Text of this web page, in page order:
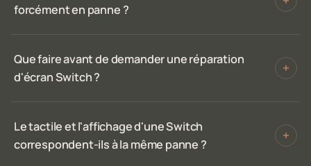
forcément en panne ?
Que faire avant de demander une réparation
d'écran Switch ?
Le tactile et l'affichage d'une Switch
correspondent-ils à la même panne ?